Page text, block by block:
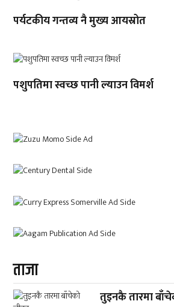
पर्यटकीय गन्तव्य नै मुख्य आयस्रोत
पशुपतिमा स्वच्छ पानी ल्याउन विमर्श
ताजा
तुइनकै तारमा